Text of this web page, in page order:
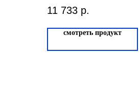
11 733 р.
смотреть продукт